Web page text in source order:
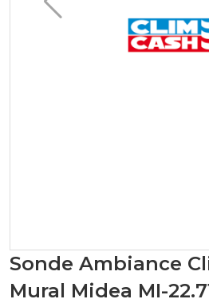
Sonde Ambiance
Mural Midea MI-